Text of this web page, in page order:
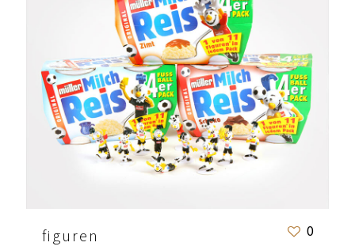
figuren 0